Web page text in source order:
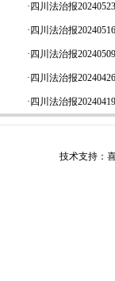
· 四川法治报
· 四川法治报
· 四川法治报
· 四川法治报
· 四川法治报
技术支持：